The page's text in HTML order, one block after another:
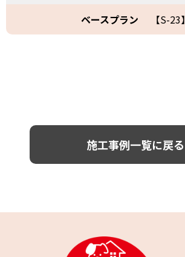
ベースプラン 【S-23】
施工事例一覧に戻る